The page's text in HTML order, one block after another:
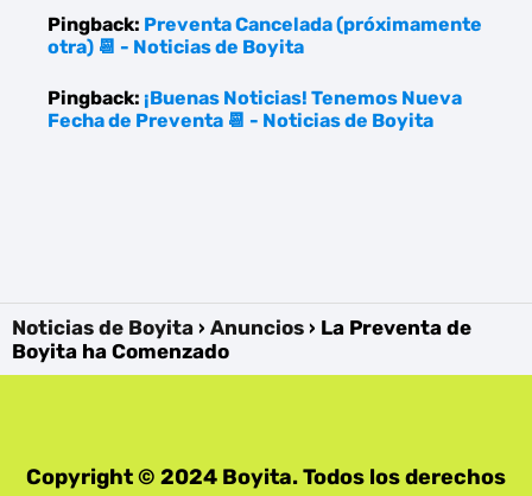
Pingback: Preventa Cancelada (próximamente
otra) 📆 - Noticias de Boyita
Pingback: ¡Buenas Noticias! Tenemos Nueva
Fecha de Preventa 📆 - Noticias de Boyita
Noticias de Boyita Anuncios
La Preventa de
Boyita ha Comenzado
Copyright © 2024 Boyita. Todos los derechos